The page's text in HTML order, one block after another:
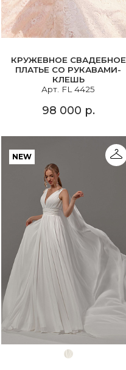
КРУЖЕВНОЕ СВАДЕБНОЕ
ПЛАТЬЕ СО РУКАВАМИ-
КЛЕШЬ
Арт. FL 4425
98 000 р.
NEW